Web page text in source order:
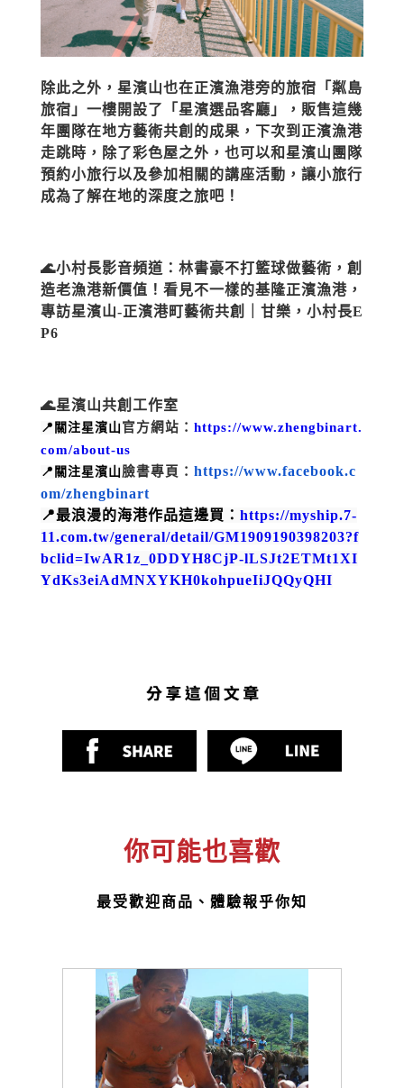
除此之外，星濱山也在正濱漁港旁的旅宿「粼島
旅宿」一樓開設了「星濱選品客廳」，販售這幾
年團隊在地方藝術共創的成果，下次到正濱漁港
走跳時，除了彩色屋之外，也可以和星濱山團隊
預約小旅行以及參加相關的講座活動，讓小旅行
成為了解在地的深度之旅吧！
🌊小村長影音頻道：林書豪不打籃球做藝術，創
造老漁港新價值！看見不一樣的基隆正濱漁港，
專訪星濱山-正濱港町藝術共創｜甘樂，小村長E
P6
🌊星濱山共創工作室
📍關注星濱山 官方網站： https://www.zhengbinart.
com/about-us
📍關注星濱山 臉書專頁： https://www.facebook.c
om/zhengbinart
📍最浪漫的海港作品這邊買： https://myship.7-
11.com.tw/general/detail/GM1909190398203?f
bclid=IwAR1z_0DDYH8CjP-lLSJt2ETMt1XI
YdKs3eiAdMNXYKH0kohpueIiJQQyQHI
你可能也喜歡
最受歡迎商品、體驗報乎你知